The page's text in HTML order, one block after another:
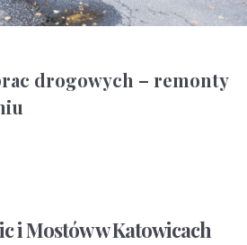
drogowych – remonty
i Mostów w Katowicach